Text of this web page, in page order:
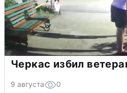
Черкас избил
9 августа 0